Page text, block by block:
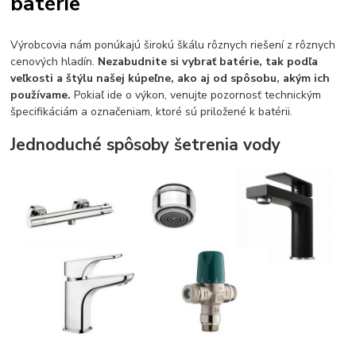
Umývadlá
Rohové umývadlá
Zlaté umývadlá
Zápustné umývadlá
sprchový záves
vodovodná batéria
čierna kúpelňová batéria
vaňa retro
voľne stojaca vaňa
retro kúpeľne
Nákup tovaru pre firmy bez DPH
Bez DPH
szco nakup bez dph nakupovanie na firmu bez dph
nákup bez dph v eu ň
Výrobcovia nám ponúkajú širokú škálu rôznych riešení z rôznych
cenových hladín. Nezabudnite si vybrať batérie, tak podľa
veľkosti a štýlu našej kúpeľne, ako aj od spôsobu, akým ich
používame.Pokiaľ ide o výkon, venujte pozornosť technickým
špecifikáciám a označeniam, ktoré sú priložené k batérii.
Jednoduché spôsoby šetrenia vody